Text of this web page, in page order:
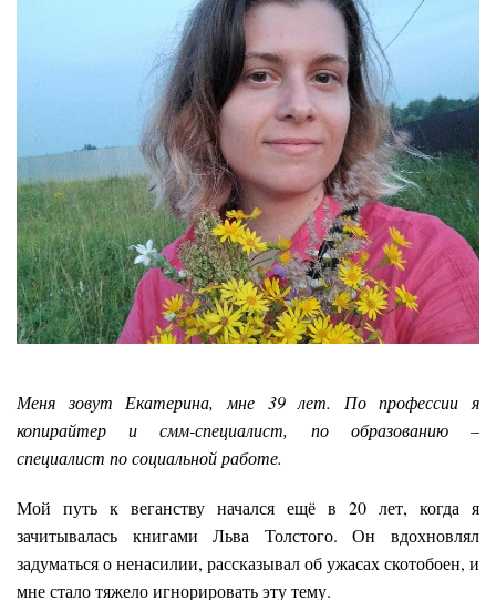
Меня зовут Екатерина, мне 39 лет. По профессии я
копирайтер и смм-специалист, по образованию –
специалист по социальной работе.
Мой путь к веганству начался ещё в 20 лет, когда я
зачитывалась книгами Льва Толстого. Он вдохновлял
задуматься о ненасилии, рассказывал об ужасах скотобоен, и
мне стало тяжело игнорировать эту тему.